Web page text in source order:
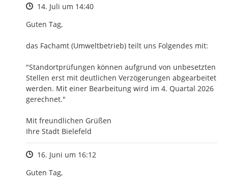
Zeitpunkt des Erstellens
14. Juli um 14:40
Guten Tag,
das Fachamt (Umweltbetrieb) teilt uns Folgendes mit:
"Standortprüfungen können aufgrund von unbesetzten
Stellen erst mit deutlichen Verzögerungen abgearbeitet
werden. Mit einer Bearbeitung wird im 4. Quartal 2026
gerechnet."
Mit freundlichen Grüßen
Ihre Stadt Bielefeld
Zeitpunkt des Erstellens
16. Juni um 16:12
Guten Tag,